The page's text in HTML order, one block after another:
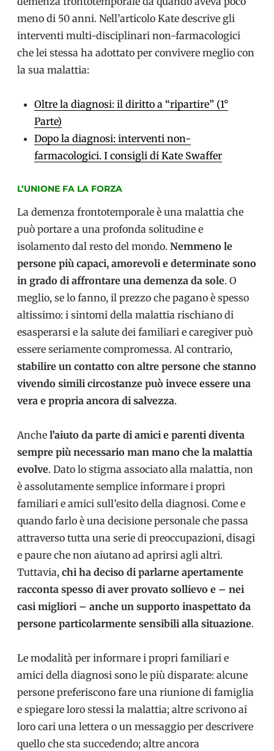
meno di 50 anni. Nell’articolo Kate descrive gli
interventi multi-disciplinari non-farmacologici
che lei stessa ha adottato per convivere meglio con
la sua malattia:
Oltre la diagnosi: il diritto a “ripartire” (1°
Parte)
Dopo la diagnosi: interventi non-
farmacologici. I consigli di Kate Swaffer
L’UNIONE FA LA FORZA
La demenza frontotemporale è una malattia che
può portare a una profonda solitudine e
isolamento dal resto del mondo. Nemmeno le
persone più capaci, amorevoli e determinate sono
in grado di affrontare una demenza da sole. O
meglio, se lo fanno, il prezzo che pagano è spesso
altissimo: i sintomi della malattia rischiano di
esasperarsi e la salute dei familiari e caregiver può
essere seriamente compromessa. Al contrario,
stabilire un contatto con altre persone che stanno
vivendo simili circostanze può invece essere una
vera e propria ancora di salvezza.
Anche l’aiuto da parte di amici e parenti diventa
sempre più necessario man mano che la malattia
evolve. Dato lo stigma associato alla malattia, non
è assolutamente semplice informare i propri
familiari e amici sull’esito della diagnosi. Come e
quando farlo è una decisione personale che passa
attraverso tutta una serie di preoccupazioni, disagi
e paure che non aiutano ad aprirsi agli altri.
Tuttavia, chi ha deciso di parlarne apertamente
racconta spesso di aver provato sollievo e – nei
casi migliori – anche un supporto inaspettato da
persone particolarmente sensibili alla situazione.
Le modalità per informare i propri familiari e
amici della diagnosi sono le più disparate: alcune
persone preferiscono fare una riunione di famiglia
e spiegare loro stessi la malattia; altre scrivono ai
loro cari una lettera o un messaggio per descrivere
quello che sta succedendo; altre ancora